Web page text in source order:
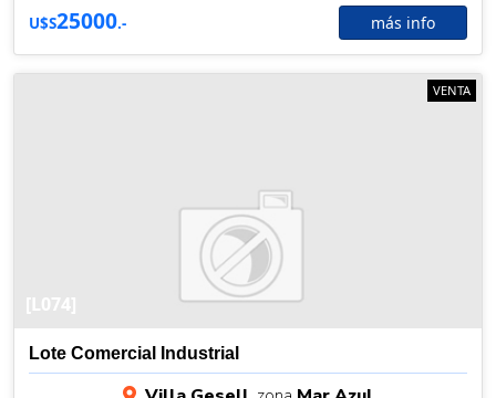
U$S25000.- más info
VENTA
Lote Comercial Industrial